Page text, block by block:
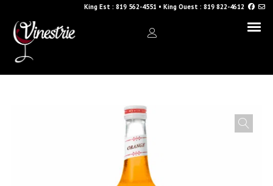
King Est : 819 562-4551 • King Ouest : 819 822-4612